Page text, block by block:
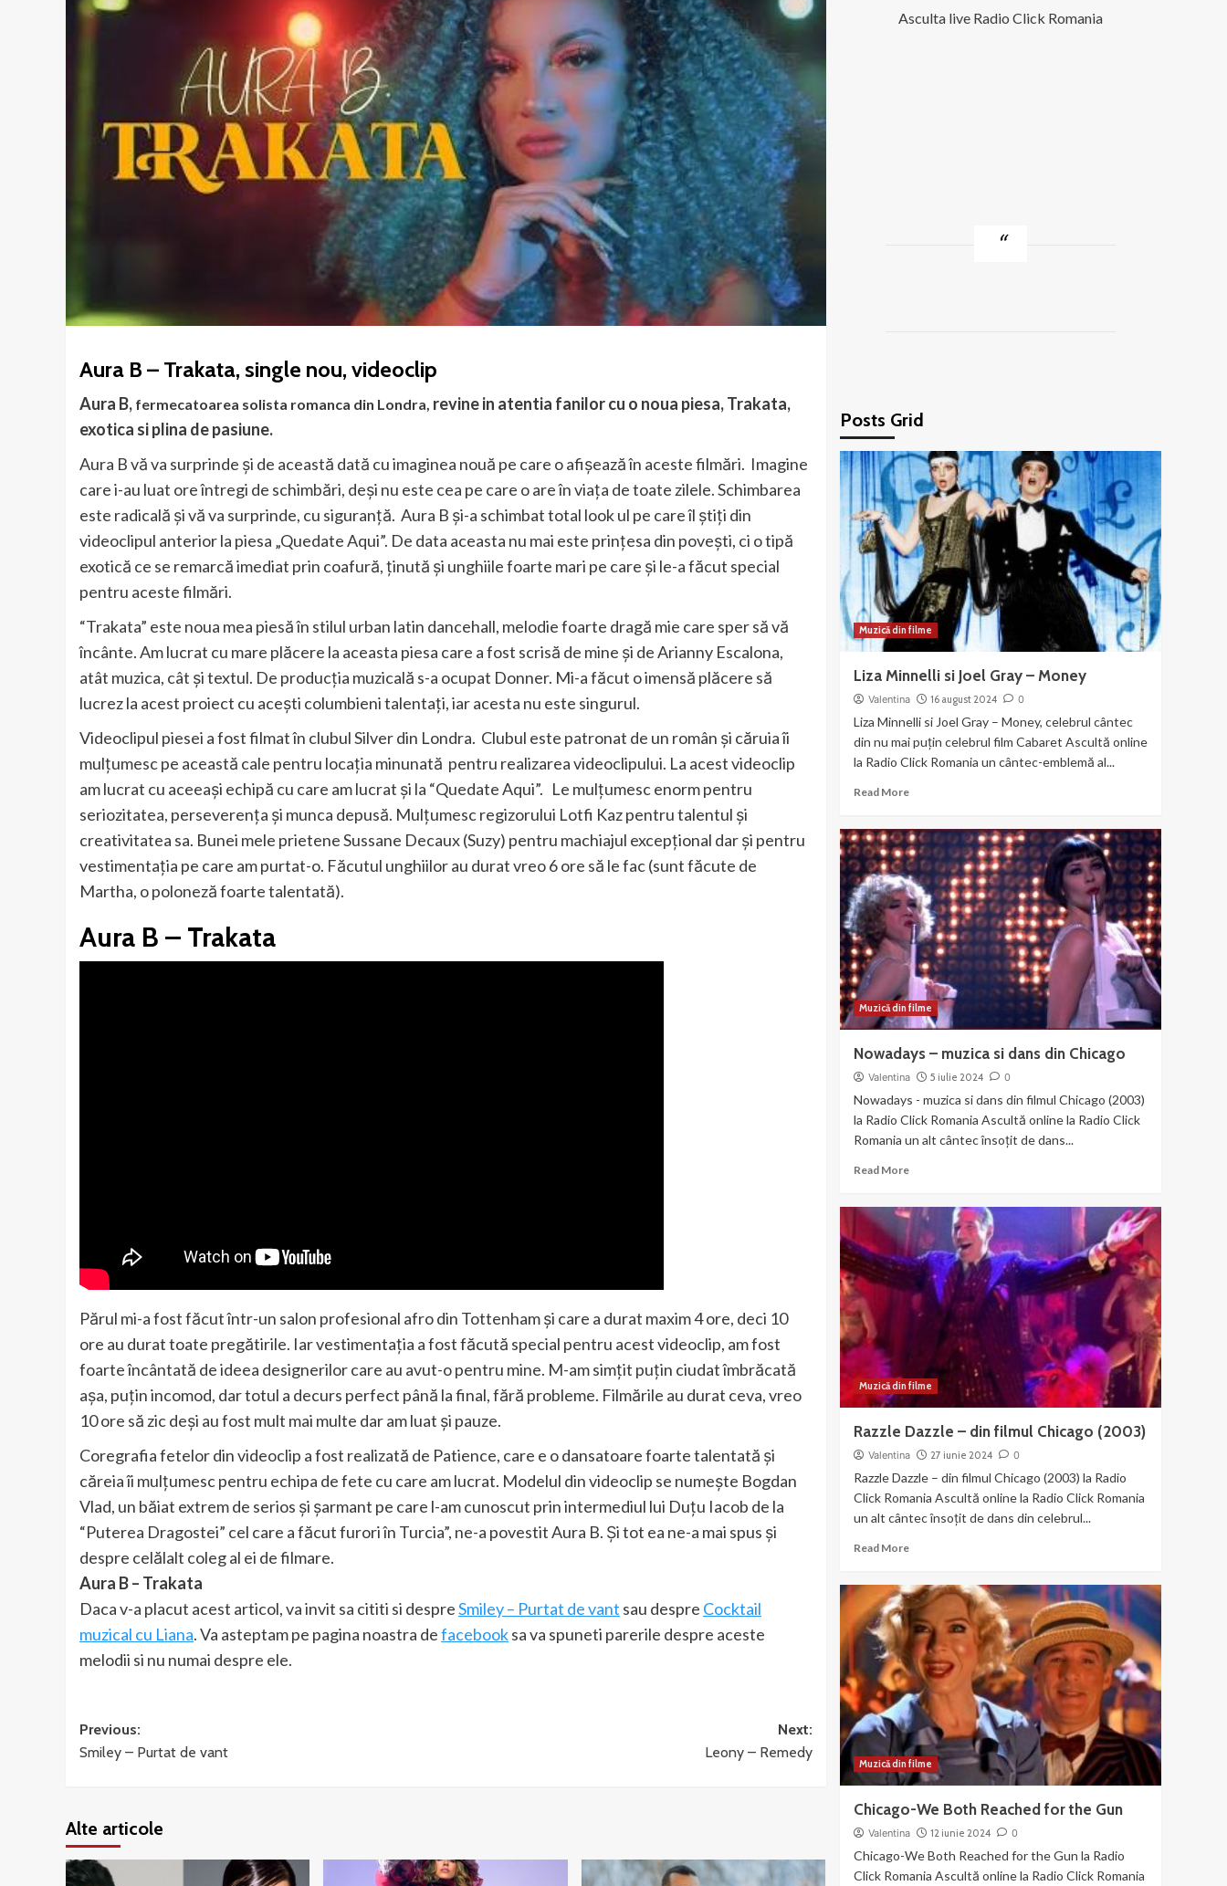
Aura B – Trakata, single nou, videoclip
Aura B, fermecatoarea solista romanca din Londra, revine in atentia fanilor cu o noua piesa, Trakata,
exotica si plina de pasiune.
Aura B vă va surprinde și de această dată cu imaginea nouă pe care o afișează în aceste filmări. Imagine
care i-au luat ore întregi de schimbări, deși nu este cea pe care o are în viața de toate zilele. Schimbarea
este radicală și vă va surprinde, cu siguranță. Aura B și-a schimbat total look ul pe care îl știți din
videoclipul anterior la piesa „Quedate Aqui”. De data aceasta nu mai este prințesa din povești, ci o tipă
exotică ce se remarcă imediat prin coafură, ținută și unghiile foarte mari pe care și le-a făcut special
pentru aceste filmări.
“Trakata” este noua mea piesă în stilul urban latin dancehall, melodie foarte dragă mie care sper să vă
încânte. Am lucrat cu mare plăcere la aceasta piesa care a fost scrisă de mine și de Arianny Escalona,
atât muzica, cât și textul. De producția muzicală s-a ocupat Donner. Mi-a făcut o imensă plăcere să
lucrez la acest proiect cu acești columbieni talentați, iar acesta nu este singurul.
Videoclipul piesei a fost filmat în clubul Silver din Londra. Clubul este patronat de un român și căruia îi
mulțumesc pe această cale pentru locația minunată pentru realizarea videoclipului. La acest videoclip
am lucrat cu aceeași echipă cu care am lucrat și la “Quedate Aqui”. Le mulțumesc enorm pentru
seriozitatea, perseverența și munca depusă. Mulțumesc regizorului Lotfi Kaz pentru talentul și
creativitatea sa. Bunei mele prietene Sussane Decaux (Suzy) pentru machiajul excepțional dar și pentru
vestimentația pe care am purtat-o. Făcutul unghiilor au durat vreo 6 ore să le fac (sunt făcute de
Martha, o poloneză foarte talentată).
Aura B – Trakata
Părul mi-a fost făcut într-un salon profesional afro din Tottenham și care a durat maxim 4 ore, deci 10
ore au durat toate pregătirile. Iar vestimentația a fost făcută special pentru acest videoclip, am fost
foarte încântată de ideea designerilor care au avut-o pentru mine. M-am simțit puțin ciudat îmbrăcată
așa, puțin incomod, dar totul a decurs perfect până la final, fără probleme. Filmările au durat ceva, vreo
10 ore să zic deși au fost mult mai multe dar am luat și pauze.
Coregrafia fetelor din videoclip a fost realizată de Patience, care e o dansatoare foarte talentată și
căreia îi mulțumesc pentru echipa de fete cu care am lucrat. Modelul din videoclip se numește Bogdan
Vlad, un băiat extrem de serios și șarmant pe care l-am cunoscut prin intermediul lui Duțu Iacob de la
“Puterea Dragostei” cel care a făcut furori în Turcia”, ne-a povestit Aura B. Și tot ea ne-a mai spus și
despre celălalt coleg al ei de filmare.
Aura B – Trakata
Daca v-a placut acest articol, va invit sa cititi si despreSmiley – Purtat de vant sau despre Cocktail
muzical cu Liana. Va asteptam pe pagina noastra defacebooksa va spuneti parerile despre aceste
melodii si nu numai despre ele.
Post
navigation
Previous:
Smiley – Purtat de vant
Next:
Leony – Remedy
Alte articole
Asculta live Radio Click Romania
Posts Grid
Muzică din filme
Liza Minnelli si Joel Gray – Money
Valentina 16 august 2024 0
Liza Minnelli si Joel Gray – Money, celebrul cântec
din nu mai puțin celebrul film Cabaret Ascultă online
la Radio Click Romania un cântec-emblemă al...
Read MoreRead
Liza
Minnelli
si
Joel
Gray
–
Money
Muzică din filme
Nowadays – muzica si dans din Chicago
Valentina 5 iulie 2024 0
Nowadays - muzica si dans din filmul Chicago (2003)
la Radio Click Romania Ascultă online la Radio Click
Romania un alt cântec însoțit de dans...
Read MoreRead
Nowadays
muzica
si
dans
din
Chicago
Muzică din filme
Razzle Dazzle – din filmul Chicago (2003)
Valentina 27 iunie 2024 0
Razzle Dazzle – din filmul Chicago (2003) la Radio
Click Romania Ascultă online la Radio Click Romania
un alt cântec însoțit de dans din celebrul...
Read MoreRead
Razzle
Dazzle
–
din
filmul
Chicago
(2003)
Muzică din filme
Chicago-We Both Reached for the Gun
Valentina 12 iunie 2024 0
Chicago-We Both Reached for the Gun la Radio
Click Romania Ascultă online la Radio Click Romania